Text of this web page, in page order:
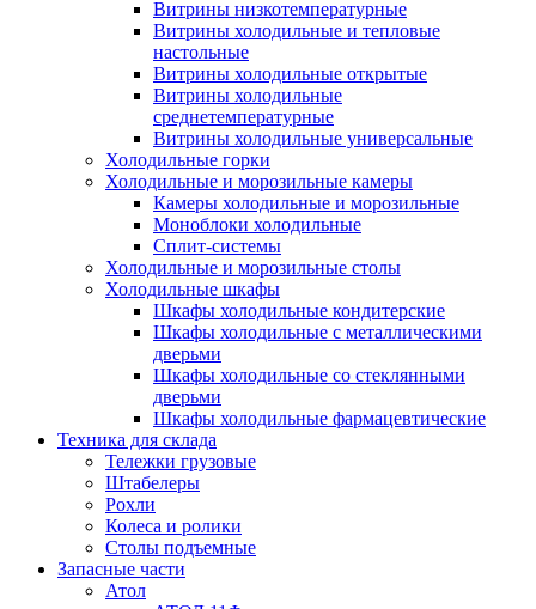
Витрины низкотемпературные
Витрины холодильные и тепловые
настольные
Витрины холодильные открытые
Витрины холодильные
среднетемпературные
Витрины холодильные универсальные
Холодильные горки
Холодильные и морозильные камеры
Камеры холодильные и морозильные
Моноблоки холодильные
Сплит-системы
Холодильные и морозильные столы
Холодильные шкафы
Шкафы холодильные кондитерские
Шкафы холодильные с металлическими
дверьми
Шкафы холодильные со стеклянными
дверьми
Шкафы холодильные фармацевтические
Техника для склада
Тележки грузовые
Штабелеры
Рохли
Колеса и ролики
Столы подъемные
Запасные части
Атол